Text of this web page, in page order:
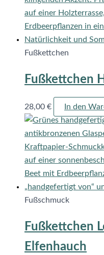
Fußkettchen
Fußkettchen
28,00 € In den
Fußschmuck
Fußkettchen
Elfenhauch